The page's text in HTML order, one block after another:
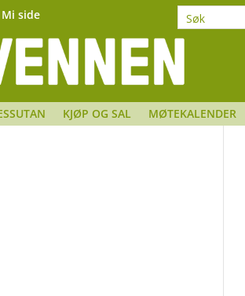
Mi side
KJØP OG SAL MØTEKALENDER